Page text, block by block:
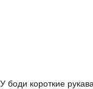
короткие